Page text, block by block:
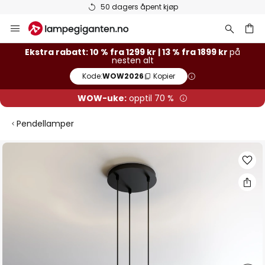
50 dagers åpent kjøp
Hopp
til
innhold
Ekstra rabatt: 10 % fra 1299 kr | 13 % fra 1899 kr på
nesten alt
Kode:WOW2026 Kopier
WOW-uke: opptil 70 %
Pendellamper
Gå